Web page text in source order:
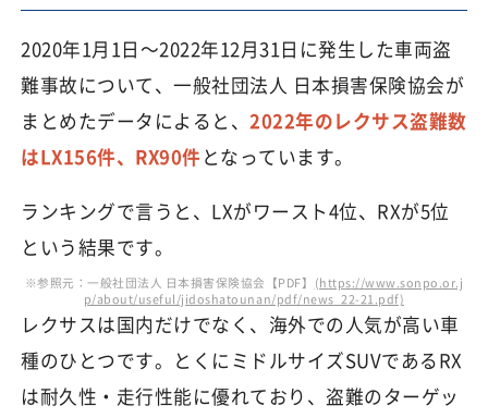
2020年1月1日～2022年12月31日に発生した車両盗
難事故について、一般社団法人 日本損害保険協会が
まとめたデータによると、2022年のレクサス盗難数
はLX156件、RX90件 となっています。
ランキングで言うと、LXがワースト4位、RXが5位
という結果です。
※参照元：一般社団法人 日本損害保険協会【PDF】 (https://www.sonpo.or.j
p/about/useful/jidoshatounan/pdf/news_22-21.pdf)
レクサスは国内だけでなく、海外での人気が高い車
種のひとつです。とくにミドルサイズSUVであるRX
は耐久性・走行性能に優れており、盗難のターゲッ